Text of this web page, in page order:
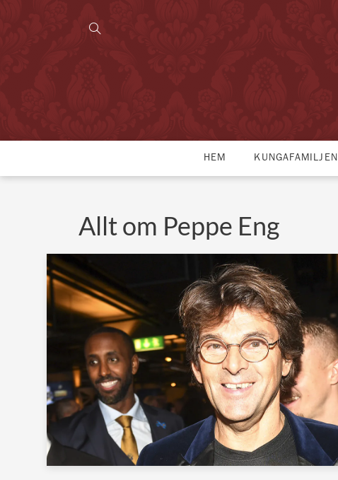
HEM KUNGAFAMILJEN
Allt om Peppe Eng